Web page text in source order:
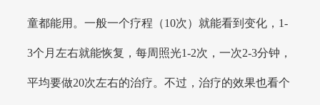
童都能用。一般一个疗程（10次）就能看到变化，1-
3个月左右就能恢复，每周照光1-2次，一次2-3分钟，
平均要做20次左右的治疗。不过，治疗的效果也看个